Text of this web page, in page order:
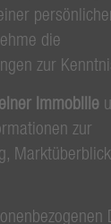
die
zur
Immobilie
zur